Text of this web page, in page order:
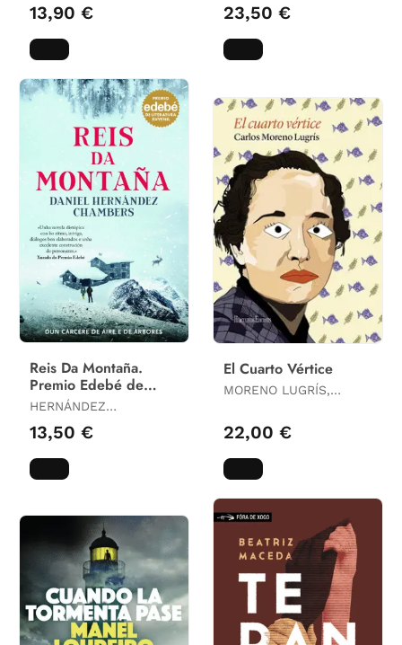
13,90 € 23,50 €
Reis Da Montaña.
Premio Edebé de
Literatura Xuvenil
HERNÁNDEZ
CHAMBERS, DANIEL
13,50 €
El Cuarto Vértice
MORENO LUGRÍS,
22,00 €